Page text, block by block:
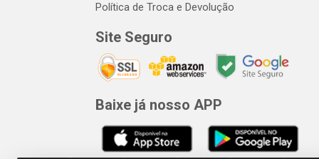
Política de Troca e Devolução
Site Seguro
Baixe já nosso APP